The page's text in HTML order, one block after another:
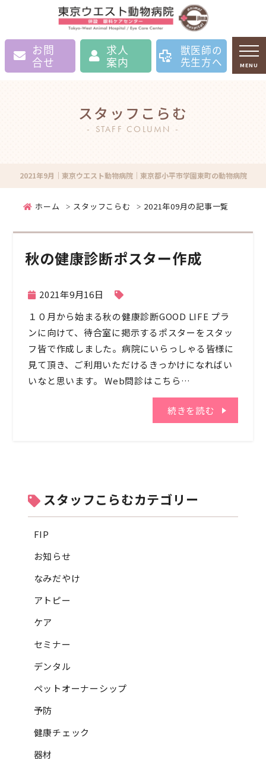
2021年9月｜東京ウエスト動物病院｜東京都小平市学園東町の動物病院
お問
合せ
求人
案内
獣医師の
先生方へ
MENU
スタッフこらむ
STAFF COLUMN
ホーム スタッフこらむ 2021年09月の記事一覧
秋の健康診断ポスター作成
2021年9月16日
１０月から始まる秋の健康診断GOOD LIFE プラ
ンに向けて、待合室に掲示するポスターをスタッ
フ皆で作成しました。病院にいらっしゃる皆様に
見て頂き、ご利用いただけるきっかけになればい
いなと思います。 Web問診はこちら…
続きを読む
スタッフこらむカテゴリー
FIP
お知らせ
なみだやけ
アトピー
ケア
セミナー
デンタル
ペットオーナーシップ
予防
健康チェック
器材